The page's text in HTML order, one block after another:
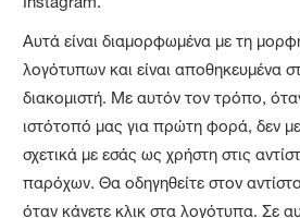
Αυτά είναι διαμορφωμένα με τη
λογότυπων και είναι αποθηκευμένα
διακομιστή. Με αυτόν τον τρόπο,
ιστότοπό μας για πρώτη φορά, δεν
σχετικά με εσάς ως χρήστη στις
παρόχων. Θα οδηγηθείτε στον
όταν κάνετε κλικ στα λογότυπα. Σε